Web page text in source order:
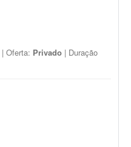
| Oferta: Privado | Duração